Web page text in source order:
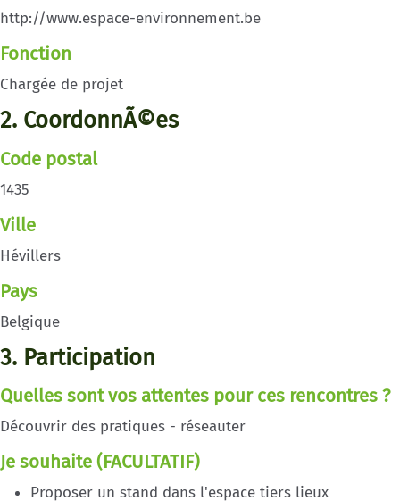
http://www.espace-environnement.be
Fonction
Chargée de projet
2. CoordonnÃ©es
Code postal
1435
Ville
Hévillers
Pays
Belgique
3. Participation
Quelles sont vos attentes pour ces rencontres ?
Découvrir des pratiques - réseauter
Je souhaite (FACULTATIF)
Proposer un stand dans l'espace tiers lieux